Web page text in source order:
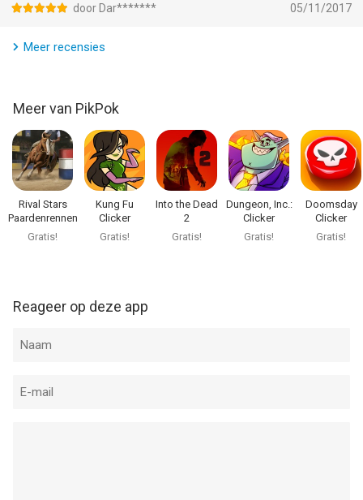
door Dar******* 05/11/2017
Meer recensies
Meer van PikPok
Rival Stars
Paardenrennen
Gratis!
Kung Fu
Clicker
Gratis!
Into the Dead
2
Gratis!
Dungeon, Inc.:
Clicker
Gratis!
Doomsday
Clicker
Gratis!
Reageer op deze app